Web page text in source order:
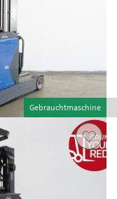
Gebrauchtmaschine